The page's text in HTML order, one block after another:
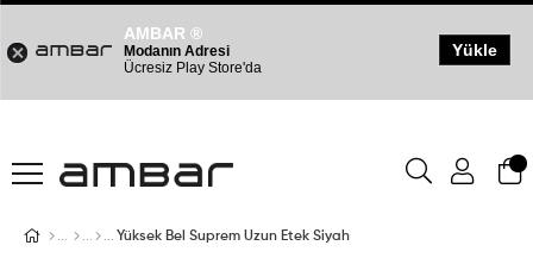
Yüksek Bel Suprem Uzun Etek Siyah
AMBAR ®
Modanın Adresi
Ücresiz Play Store'da
Yükle